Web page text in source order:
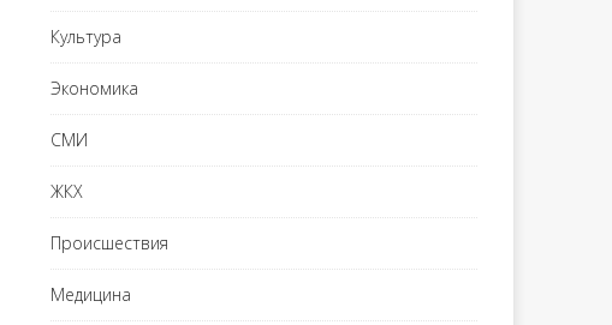
Культура
Экономика
СМИ
ЖКХ
Происшествия
Медицина